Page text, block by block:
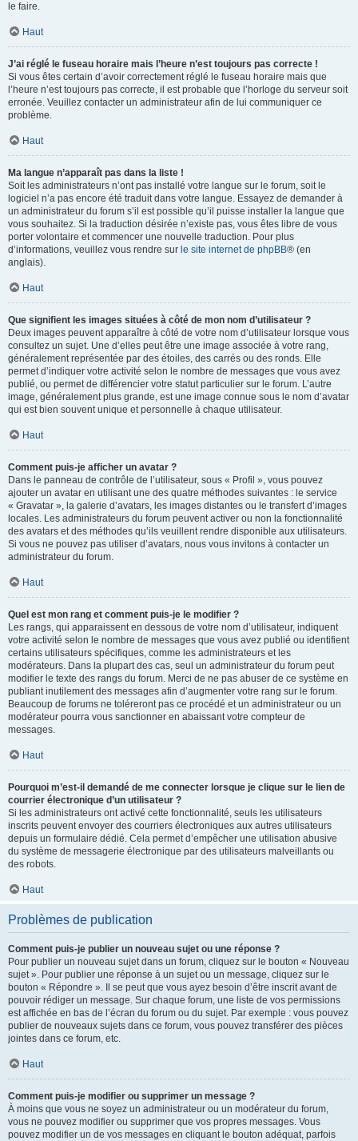
le faire.
Haut
J’ai réglé le fuseau horaire mais l’heure n’est toujours pas correcte !
Si vous êtes certain d’avoir correctement réglé le fuseau horaire mais que
l’heure n’est toujours pas correcte, il est probable que l’horloge du serveur soit
erronée. Veuillez contacter un administrateur afin de lui communiquer ce
problème.
Haut
Ma langue n’apparaît pas dans la liste !
Soit les administrateurs n’ont pas installé votre langue sur le forum, soit le
logiciel n’a pas encore été traduit dans votre langue. Essayez de demander à
un administrateur du forum s’il est possible qu’il puisse installer la langue que
vous souhaitez. Si la traduction désirée n’existe pas, vous êtes libre de vous
porter volontaire et commencer une nouvelle traduction. Pour plus
d’informations, veuillez vous rendre sur le site internet de phpBB® (en
anglais).
Haut
Que signifient les images situées à côté de mon nom d’utilisateur ?
Deux images peuvent apparaître à côté de votre nom d’utilisateur lorsque vous
consultez un sujet. Une d’elles peut être une image associée à votre rang,
généralement représentée par des étoiles, des carrés ou des ronds. Elle
permet d’indiquer votre activité selon le nombre de messages que vous avez
publié, ou permet de différencier votre statut particulier sur le forum. L’autre
image, généralement plus grande, est une image connue sous le nom d’avatar
qui est bien souvent unique et personnelle à chaque utilisateur.
Haut
Comment puis-je afficher un avatar ?
Dans le panneau de contrôle de l’utilisateur, sous « Profil », vous pouvez
ajouter un avatar en utilisant une des quatre méthodes suivantes : le service
« Gravatar », la galerie d’avatars, les images distantes ou le transfert d’images
locales. Les administrateurs du forum peuvent activer ou non la fonctionnalité
des avatars et des méthodes qu’ils veuillent rendre disponible aux utilisateurs.
Si vous ne pouvez pas utiliser d’avatars, nous vous invitons à contacter un
administrateur du forum.
Haut
Quel est mon rang et comment puis-je le modifier ?
Les rangs, qui apparaissent en dessous de votre nom d’utilisateur, indiquent
votre activité selon le nombre de messages que vous avez publié ou identifient
certains utilisateurs spécifiques, comme les administrateurs et les
modérateurs. Dans la plupart des cas, seul un administrateur du forum peut
modifier le texte des rangs du forum. Merci de ne pas abuser de ce système en
publiant inutilement des messages afin d’augmenter votre rang sur le forum.
Beaucoup de forums ne toléreront pas ce procédé et un administrateur ou un
modérateur pourra vous sanctionner en abaissant votre compteur de
messages.
Haut
Pourquoi m’est-il demandé de me connecter lorsque je clique sur le lien de
courrier électronique d’un utilisateur ?
Si les administrateurs ont activé cette fonctionnalité, seuls les utilisateurs
inscrits peuvent envoyer des courriers électroniques aux autres utilisateurs
depuis un formulaire dédié. Cela permet d’empêcher une utilisation abusive
du système de messagerie électronique par des utilisateurs malveillants ou
des robots.
Haut
Problèmes de publication
Comment puis-je publier un nouveau sujet ou une réponse ?
Pour publier un nouveau sujet dans un forum, cliquez sur le bouton « Nouveau
sujet ». Pour publier une réponse à un sujet ou un message, cliquez sur le
bouton « Répondre ». Il se peut que vous ayez besoin d’être inscrit avant de
pouvoir rédiger un message. Sur chaque forum, une liste de vos permissions
est affichée en bas de l’écran du forum ou du sujet. Par exemple : vous pouvez
publier de nouveaux sujets dans ce forum, vous pouvez transférer des pièces
jointes dans ce forum, etc.
Haut
Comment puis-je modifier ou supprimer un message ?
À moins que vous ne soyez un administrateur ou un modérateur du forum,
vous ne pouvez modifier ou supprimer que vos propres messages. Vous
pouvez modifier un de vos messages en cliquant le bouton adéquat, parfois